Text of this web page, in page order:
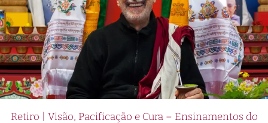
Retiro | Visão, Pacificação e Cura – Ensinamentos do